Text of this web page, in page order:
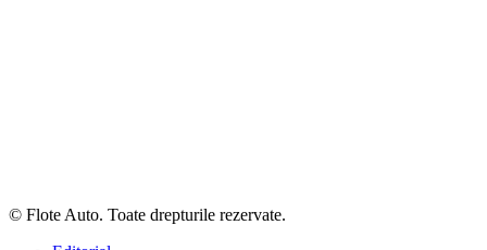
© Flote Auto. Toate drepturile rezervate.